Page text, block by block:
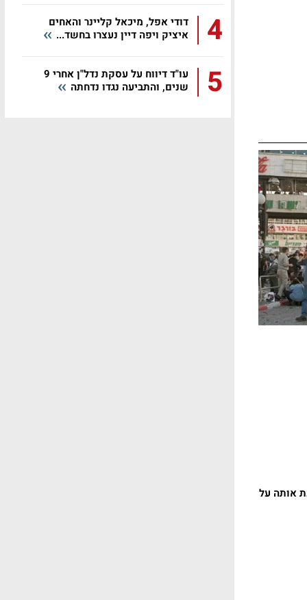
אותה על
4
דודי אפל, מיכאל קליינר והאחים
איציק ויפה דיין נעצרו בחשד...
5
עו"ד דיווח על עסקת נדל"ן אחרי 9
שנים, והתביעה נגדו נדחתה